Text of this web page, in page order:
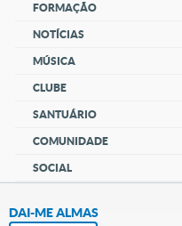
FORMAÇÃO
NOTÍCIAS
MÚSICA
CLUBE
SANTUÁRIO
COMUNIDADE
SOCIAL
DAI-ME ALMAS